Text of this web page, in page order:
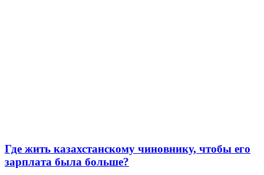
Где жить казахстанскому чиновнику, чтобы его
зарплата была больше?